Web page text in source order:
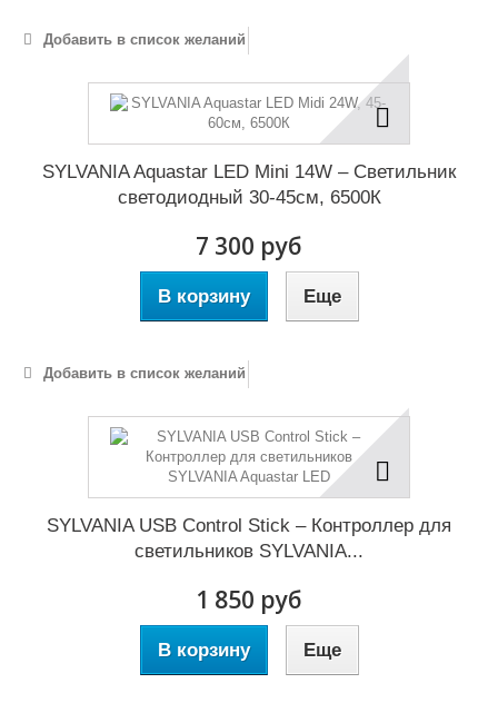
Добавить в список желаний
SYLVANIA Aquastar LED Mini 14W – Светильник
светодиодный 30-45см, 6500К
7 300 руб
В корзину Еще
Добавить в список желаний
SYLVANIA USB Control Stick – Контроллер для
светильников SYLVANIA...
1 850 руб
В корзину Еще